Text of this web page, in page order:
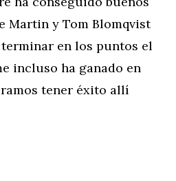
Martin y Tom Blomqvist
en los puntos el
incluso ha ganado en
tener éxito allí